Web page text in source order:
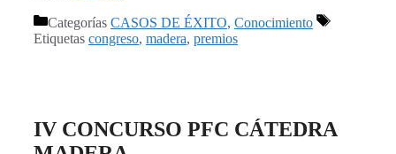
Categorías CASOS DE ÉXITO, Conocimiento
Etiquetas congreso, madera, premios
IV CONCURSO PFC CÁTEDRA